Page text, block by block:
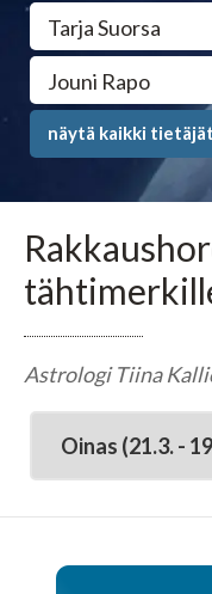
Tarot-tulkitsijat
Enkelikorttitulkitsijat
Unien tulkitsijat
Meediot ja shamaanit
Kaukoparantajat
Numerologit
Tajunnanvirta -palvelu
Tarja Suorsa
Jouni Rapo
näytä kaikki tietäjät
Astrologi Tiina